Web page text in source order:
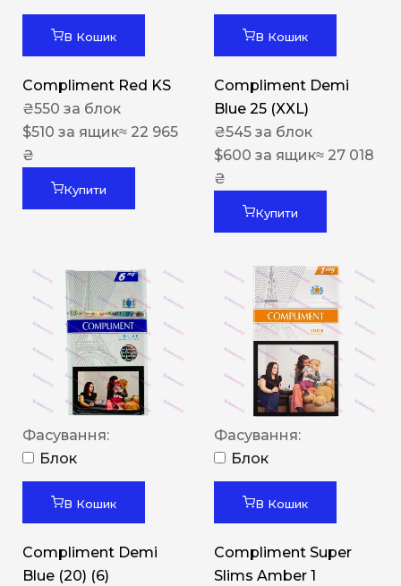
В Кошик
Compliment Red KS
₴550 за блок
$510 за ящик≈ 22 965
₴
Купити
В Кошик
Compliment Demi
Blue 25 (XXL)
₴545 за блок
$600 за ящик≈ 27 018
₴
Купити
Фасування:
Блок
В Кошик
Compliment Demi
Blue (20) (6)
Фасування:
Блок
В Кошик
Compliment Super
Slims Amber 1